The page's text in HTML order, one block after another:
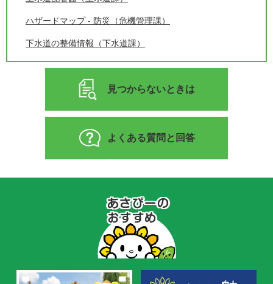
ハザードマップ - 防災（危機管理課）
下水道の整備情報（下水道課）
見つからないときは
よくある質問と回答
の
お
す
め